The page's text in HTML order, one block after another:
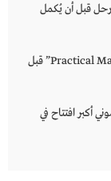
رحل قبل أن يُكمل
ساندرا بولوك ونيكول كيدمان تفاجئان جمهور “Practical Magic” قبل
أكبر افتتاح في